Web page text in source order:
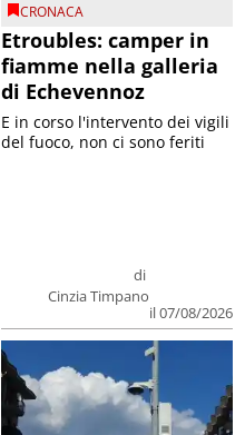
CRONACA
Etroubles: camper in
fiamme nella galleria
di Echevennoz
di
Cinzia Timpano
il 07/08/2026
E in corso l'intervento dei vigili
del fuoco, non ci sono feriti